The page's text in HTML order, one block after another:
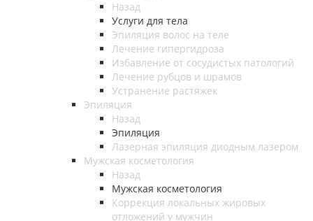
Назад
Услуги для тела
Эпиляция волос на теле
Лечение гипергидроза
Избавление от сосудистых патологий
Лечение рубцов и шрамов
Устранение растяжек
Эпиляция
Назад
Эпиляция
Лазерная эпиляция диодным лазером
Мужская косметология
Назад
Мужская косметология
Коррекция локальных жировых
отложений у мужчин